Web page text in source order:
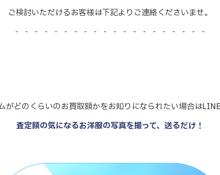
ご検討いただけるお客様は下記よりご連絡くださいませ。
- - - - - - - - - - - - - - - - - - - -
がどのくらいのお買取額かをお知りになられたい場合はLINE
査定額の気になるお洋服の写真を撮って、送るだけ！